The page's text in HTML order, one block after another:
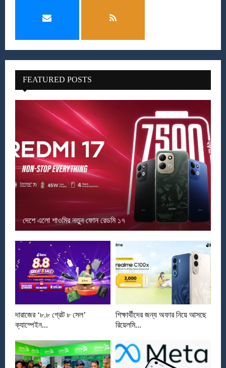
FEATURED POSTS
দেশে এলো শাওমির নতুন ফোন রেডমি ১৭
দারাজের ‘৮.৮ গ্রেট ৮ সেল’
ক্যাম্পেইন...
শিক্ষার্থীদের জন্য অফার নিয়ে আসছে
রিয়েলমি...